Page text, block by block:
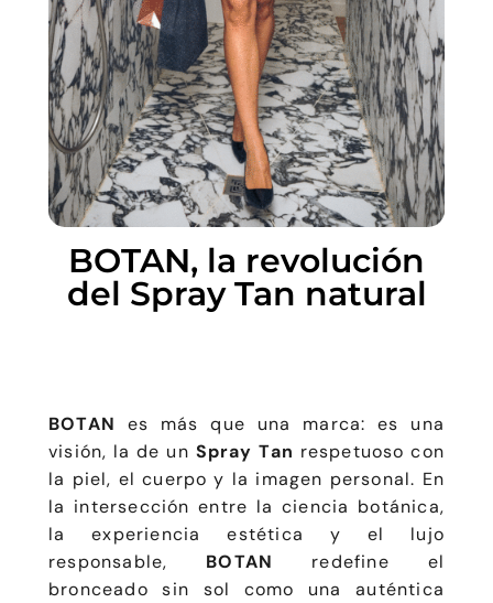
BOTAN, la revolución
del Spray Tan natural
BOTAN es más que una marca: es una
visión, la de un Spray Tan respetuoso con
la piel, el cuerpo y la imagen personal. En
la intersección entre la ciencia botánica,
la experiencia estética y el lujo
responsable, BOTAN
redefine el
bronceado sin sol como una auténtica